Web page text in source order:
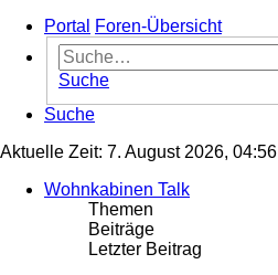
Portal
Foren-Übersicht
Suche
Suche
Aktuelle Zeit: 7. August 2026, 04:56
Wohnkabinen Talk
Themen
Beiträge
Letzter Beitrag